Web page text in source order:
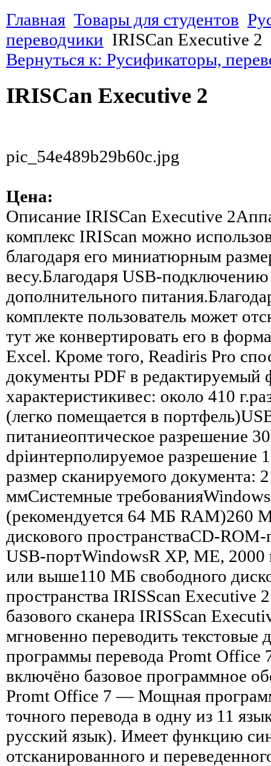
Главная Товары для студентов
переводчики IRISCan Executive 2
Вернуться к: Русификаторы,
IRISCan Executive 2
pic_54e489b29b60c.jpg
Цена:
Описание IRISCan Executive
комплекс IRIScan можно
благодаря его миниатюрным
весу.Благодаря USB-
дополнительного
комплекте пользователь может
тут же конвертировать его в
Excel. Кроме того, Readiris Pro
документы PDF в редактируемый
характеристикивес: около 410
(легко помещается в
питаниеоптическое разрешение
dpiинтерполируемое разрешение
размер сканируемого документа:
ммСистемные
(рекомендуется 64 МБ RAM)260
дискового пространстваCD-
USB-портWindowsR XP, ME, 2000
или выше110 МБ свободного
пространства IRISScan Executive
базового сканера IRISScan
мгновенно переводить
программы перевода Promt Office
включёно базовое программное
Promt Office 7 — Мощная
точного перевода в одну из 11
русский язык). Имеет функцию
отсканированного и